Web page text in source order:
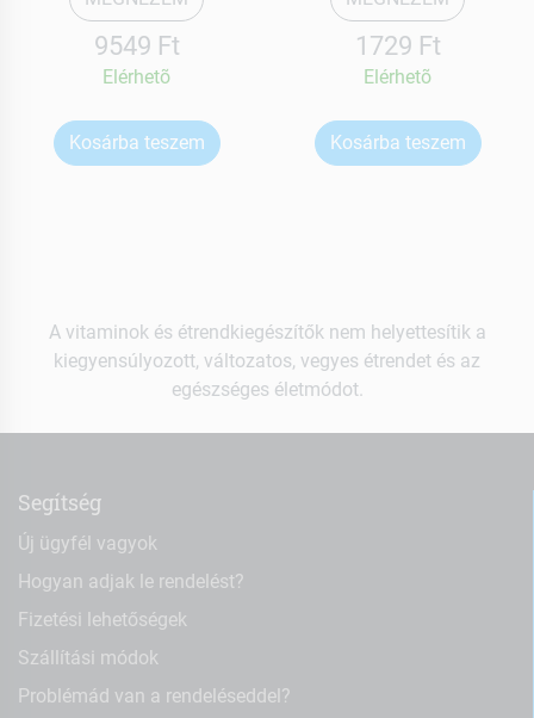
9549 Ft
Elérhetõ
Kosárba teszem
1729 Ft
Elérhetõ
Kosárba teszem
A vitaminok és étrendkiegészítők nem helyettesítik a
kiegyensúlyozott, változatos, vegyes étrendet és az
egészséges életmódot.
Segítség
Új ügyfél vagyok
Hogyan adjak le rendelést?
Fizetési lehetőségek
Szállítási módok
Problémád van a rendeléseddel?